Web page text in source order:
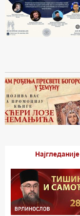
Најгледаније